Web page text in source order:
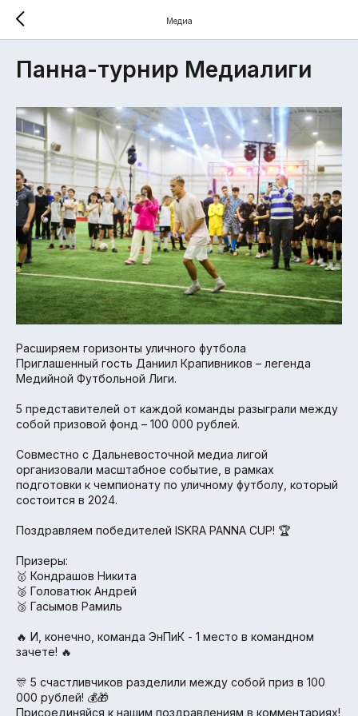
Медиа
Панна-турнир Медиалиги
Расширяем горизонты уличного футбола
Приглашенный гость Даниил Крапивников – легенда
Медийной Футбольной Лиги.
5 представителей от каждой команды разыграли между
собой призовой фонд – 100 000 рублей.
Совместно с Дальневосточной медиа лигой
организовали масштабное событие, в рамках
подготовки к чемпионату по уличному футболу, который
состоится в 2024.
Поздравляем победителей ISKRA PANNA CUP! 🏆
Призеры:
🥇 Кондрашов Никита
🥈 Головатюк Андрей
🥉 Гасымов Рамиль
🔥 И, конечно, команда ЭнПиК - 1 место в командном
зачете! 🔥
🎊 5 счастливчиков разделили между собой приз в 100
000 рублей! 💰🎁
Присоединяйся к нашим поздравлениям в комментариях!